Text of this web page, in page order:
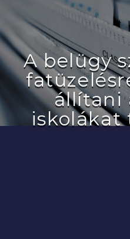
A belügy
állítani
iskolákat